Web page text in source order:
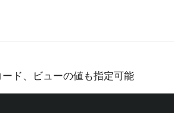
ド、ビューの値も指定可能